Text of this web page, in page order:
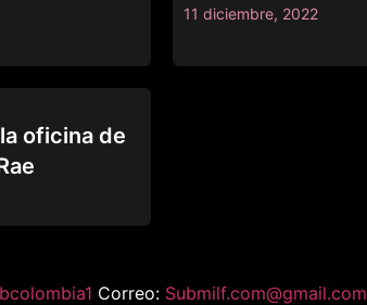
11 diciembre, 2022
oficina de
Correo: Submilf.com@gmail.com